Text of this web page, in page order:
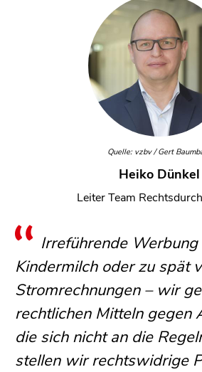
Quelle: vzbv / Gert
Heiko Dünkel
Leiter Team
Irreführende Werbung
Kindermilch oder zu spät
Stromrechnungen – wir
rechtlichen Mitteln gegen
die sich nicht an die
stellen wir rechtswidrige